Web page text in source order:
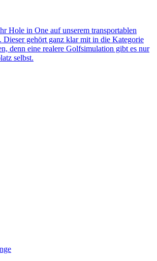
Hole in One auf unserem transportablen
gehört ganz klar mit in die Kategorie
denn eine realere Golfsimulation gibt es nur
selbst.